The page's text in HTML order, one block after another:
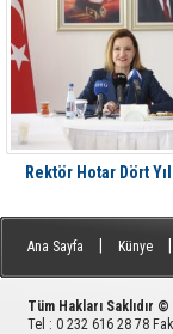
Rektör Hotar Dört
Ana Sayfa Künye
Tüm Hakları Saklıdır ©
Tel : 0 232 616 28 78